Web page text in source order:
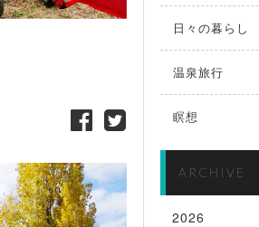
日々の暮らし
温泉旅行
瞑想
ARCHIVE
2026